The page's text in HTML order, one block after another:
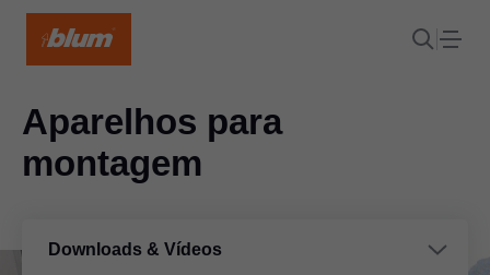
Downloads & Vídeos
Aparelhos para
montagem